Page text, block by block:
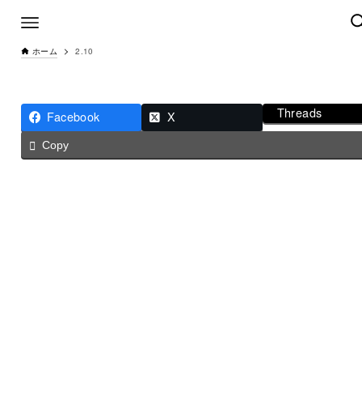
ホーム 2.10
Facebook X Threads
Copy